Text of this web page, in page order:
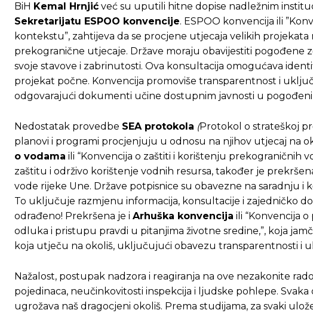
BiH Kemal Hrnjić već su uputili hitne dopise nadležnim
Sekretarijatu ESPOO konvencije. ESPOO konvencija ili
kontekstu”, zahtijeva da se procjene utjecaja velikih
prekogranične utjecaje. Države moraju obavijestiti pogođene
svoje stavove i zabrinutosti. Ova konsultacija omogućava
projekat počne. Konvencija promoviše transparentnost i
odgovarajući dokumenti učine dostupnim javnosti u
Nedostatak provedbe SEA protokola (Protokol o strateškoj
planovi i programi procjenjuju u odnosu na njihov utjecaj na
o vodama ili “Konvencija o zaštiti i korištenju prekograničnih
zaštitu i održivo korištenje vodnih resursa, također je
vode rijeke Une. Države potpisnice su obavezne na saradnju
To uključuje razmjenu informacija, konsultacije i zajedničko
odrađeno! Prekršena je i Arhuška konvencija ili “Konvencija
odluka i pristupu pravdi u pitanjima životne sredine,”, koja
koja utječu na okoliš, uključujući obavezu transparentnosti i
Nažalost, postupak nadzora i reagiranja na ove nezakonite
pojedinaca, neučinkovitosti inspekcija i ljudske pohlepe.
ugrožava naš dragocjeni okoliš. Prema studijama, za svaki